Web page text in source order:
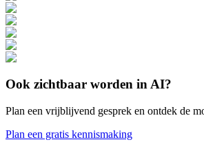
Ook zichtbaar worden in AI?
Plan een vrijblijvend gesprek en ontdek de
Plan een gratis kennismaking